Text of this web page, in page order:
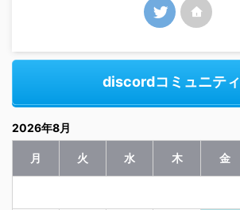
discordコミュニティ
2026年8月
月 火 水 木 金